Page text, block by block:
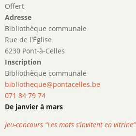
Offert
Adresse
Bibliothèque communale
Rue de l'Église
6230 Pont-à-Celles
Inscription
Bibliothèque communale
bibliotheque@pontacelles.be
071 84 79 74
De janvier à mars
Jeu-concours “Les mots s’invitent en vitrine”